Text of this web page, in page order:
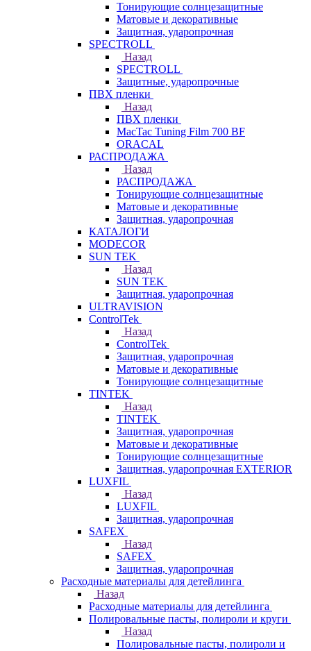
Тонирующие солнцезащитные
Матовые и декоративные
Защитная, ударопрочная
SPECTROLL
Назад
SPECTROLL
Защитные, ударопрочные
ПВХ пленки
Назад
ПВХ пленки
MacTac Tuning Film 700 BF
ORACAL
РАСПРОДАЖА
Назад
РАСПРОДАЖА
Тонирующие солнцезащитные
Матовые и декоративные
Защитная, ударопрочная
КАТАЛОГИ
MODECOR
SUN TEK
Назад
SUN TEK
Защитная, ударопрочная
ULTRAVISION
ControlTek
Назад
ControlTek
Защитная, ударопрочная
Матовые и декоративные
Тонирующие солнцезащитные
TINTEK
Назад
TINTEK
Защитная, ударопрочная
Матовые и декоративные
Тонирующие солнцезащитные
Защитная, ударопрочная EXTERIOR
LUXFIL
Назад
LUXFIL
Защитная, ударопрочная
SAFEX
Назад
SAFEX
Защитная, ударопрочная
Расходные материалы для детейлинга
Назад
Расходные материалы для детейлинга
Полировальные пасты, полироли и круги
Назад
Полировальные пасты, полироли и